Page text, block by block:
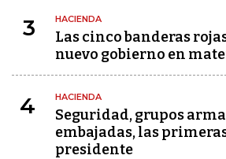
3 HACIENDA
Las cinco banderas
nuevo gobierno en
4 HACIENDA
Seguridad, grupos
embajadas, las
presidente